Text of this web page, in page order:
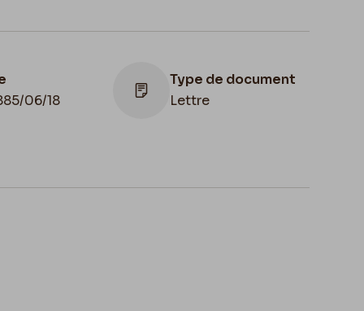
06/18
Type de document
Lettre
conservation